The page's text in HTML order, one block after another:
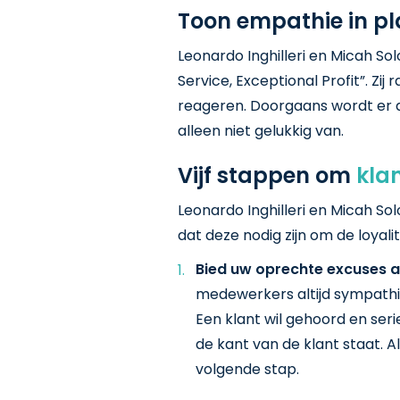
Toon empathie in
Leonardo Inghilleri en Micah
Service, Exceptional Profit”.
reageren. Doorgaans wordt
alleen niet gelukkig van.
Vijf stappen om
Leonardo Inghilleri en Micah
dat deze nodig zijn om de
Bied uw oprechte excuses
medewerkers altijd
Een klant wil gehoord en
de kant van de klant staat.
volgende stap.